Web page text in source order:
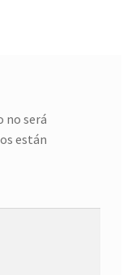
no será
están